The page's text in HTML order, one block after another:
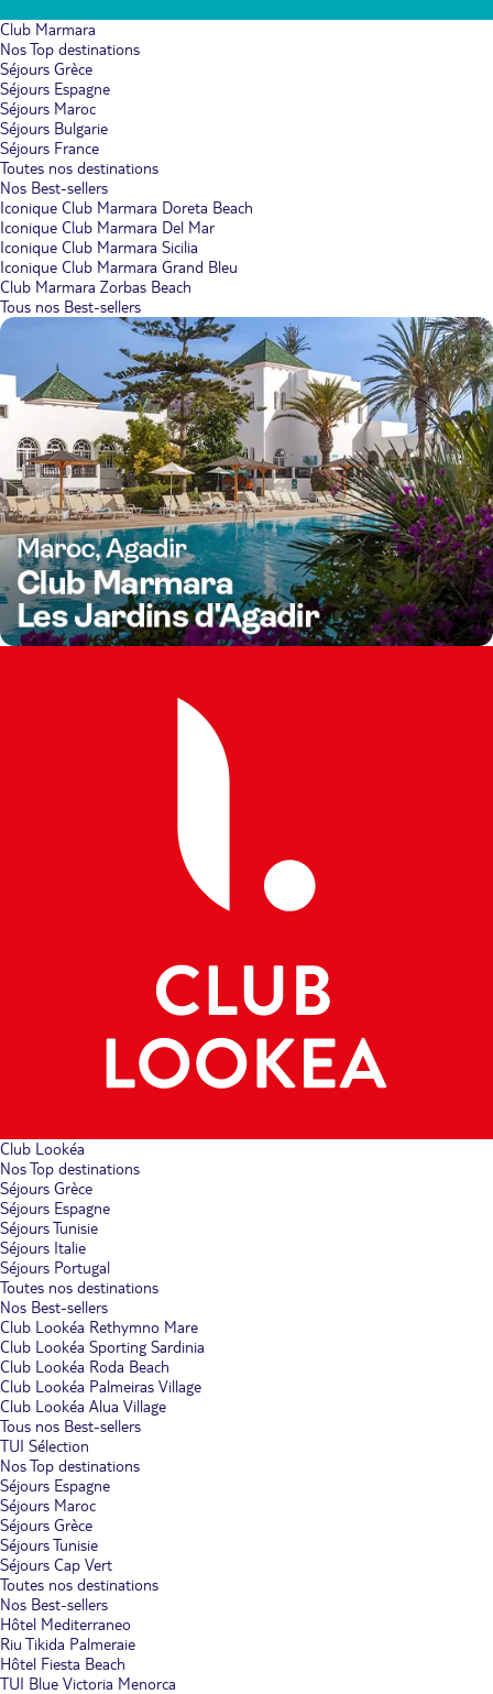
Club Marmara
Nos Top destinations
Séjours Grèce
Séjours Espagne
Séjours Maroc
Séjours Bulgarie
Séjours France
Toutes nos destinations
Nos Best-sellers
Iconique Club Marmara Doreta Beach
Iconique Club Marmara Del Mar
Iconique Club Marmara Sicilia
Iconique Club Marmara Grand Bleu
Club Marmara Zorbas Beach
Tous nos Best-sellers
Club Lookéa
Nos Top destinations
Séjours Grèce
Séjours Espagne
Séjours Tunisie
Séjours Italie
Séjours Portugal
Toutes nos destinations
Nos Best-sellers
Club Lookéa Rethymno Mare
Club Lookéa Sporting Sardinia
Club Lookéa Roda Beach
Club Lookéa Palmeiras Village
Club Lookéa Alua Village
Tous nos Best-sellers
TUI Sélection
Nos Top destinations
Séjours Espagne
Séjours Maroc
Séjours Grèce
Séjours Tunisie
Séjours Cap Vert
Toutes nos destinations
Nos Best-sellers
Hôtel Mediterraneo
Riu Tikida Palmeraie
Hôtel Fiesta Beach
TUI Blue Victoria Menorca